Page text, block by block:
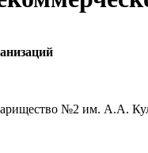
№2 им. А.А.